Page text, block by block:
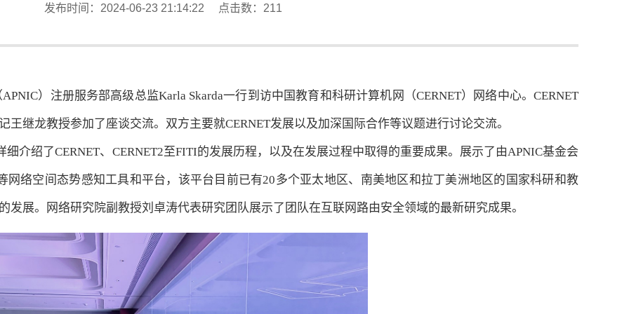
发布时间：2024-06-23 21:14:22 点击数： 211
）注册服务部高级总监Karla Skarda一行到访中国教育和科研计算机网（CERNET）网络中心。CERNET
继龙教授参加了座谈交流。双方主要就CERNET发展以及加深国际合作等议题进行讨论交流。
绍了CERNET、CERNET2至FITI的发展历程，以及在发展过程中取得的重要成果。展示了由APNIC基金会
网络空间态势感知工具和平台，该平台目前已有20多个亚太地区、南美地区和拉丁美洲地区的国家科研和教
展。网络研究院副教授刘卓涛代表研究团队展示了团队在互联网路由安全领域的最新研究成果。